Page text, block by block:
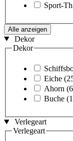
Sport-
Alle anzeigen
Dekor
Dekor
Eiche
Ahorn
Buche
Verlegeart
Verlegeart